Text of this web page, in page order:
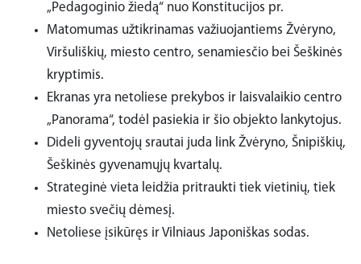
„Pedagoginio žiedą“ nuo Konstitucijos pr.
Matomumas užtikrinamas važiuojantiems Žvėryno,
Viršuliškių, miesto centro, senamiesčio bei Šeškinės
kryptimis.
Ekranas yra netoliese prekybos ir laisvalaikio centro
„Panorama“, todėl pasiekia ir šio objekto lankytojus.
Dideli gyventojų srautai juda link Žvėryno, Šnipiškių,
Šeškinės gyvenamųjų kvartalų.
Strateginė vieta leidžia pritraukti tiek vietinių, tiek
miesto svečių dėmesį.
Netoliese įsikūręs ir Vilniaus Japoniškas sodas.